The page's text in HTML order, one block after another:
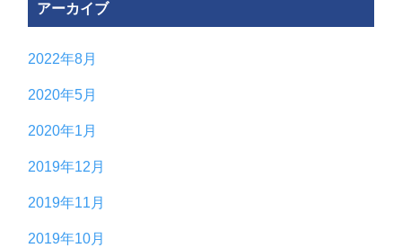
アーカイブ
2022年8月
2020年5月
2020年1月
2019年12月
2019年11月
2019年10月